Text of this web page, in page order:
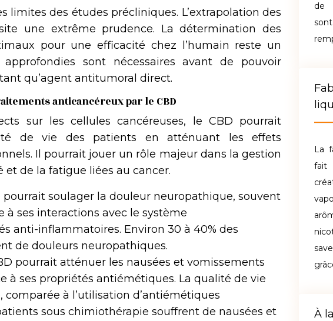
limites des études précliniques. L’extrapolation des
une extrême prudence. La détermination des
pour une efficacité chez l’humain reste un
sont nécessaires avant de pouvoir
qu’agent antitumoral direct.
anticancéreux par le CBD
sur les cellules cancéreuses, le CBD pourrait
de vie des patients en atténuant les effets
Il pourrait jouer un rôle majeur dans la gestion
et de la fatigue liées au cancer.
pourrait soulager la douleur neuropathique, souvent
à ses interactions avec le système
anti-inflammatoires. Environ 30 à 40% des
de douleurs neuropathiques.
pourrait atténuer les nausées et vomissements
à ses propriétés antiémétiques. La qualité de vie
à l’utilisation d’antiémétiques
sous chimiothérapie souffrent de nausées et
de
La
fait
À